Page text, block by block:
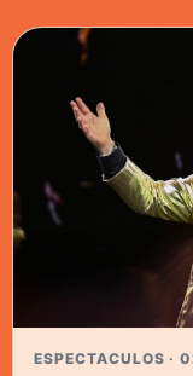
ESPECTACULOS ·